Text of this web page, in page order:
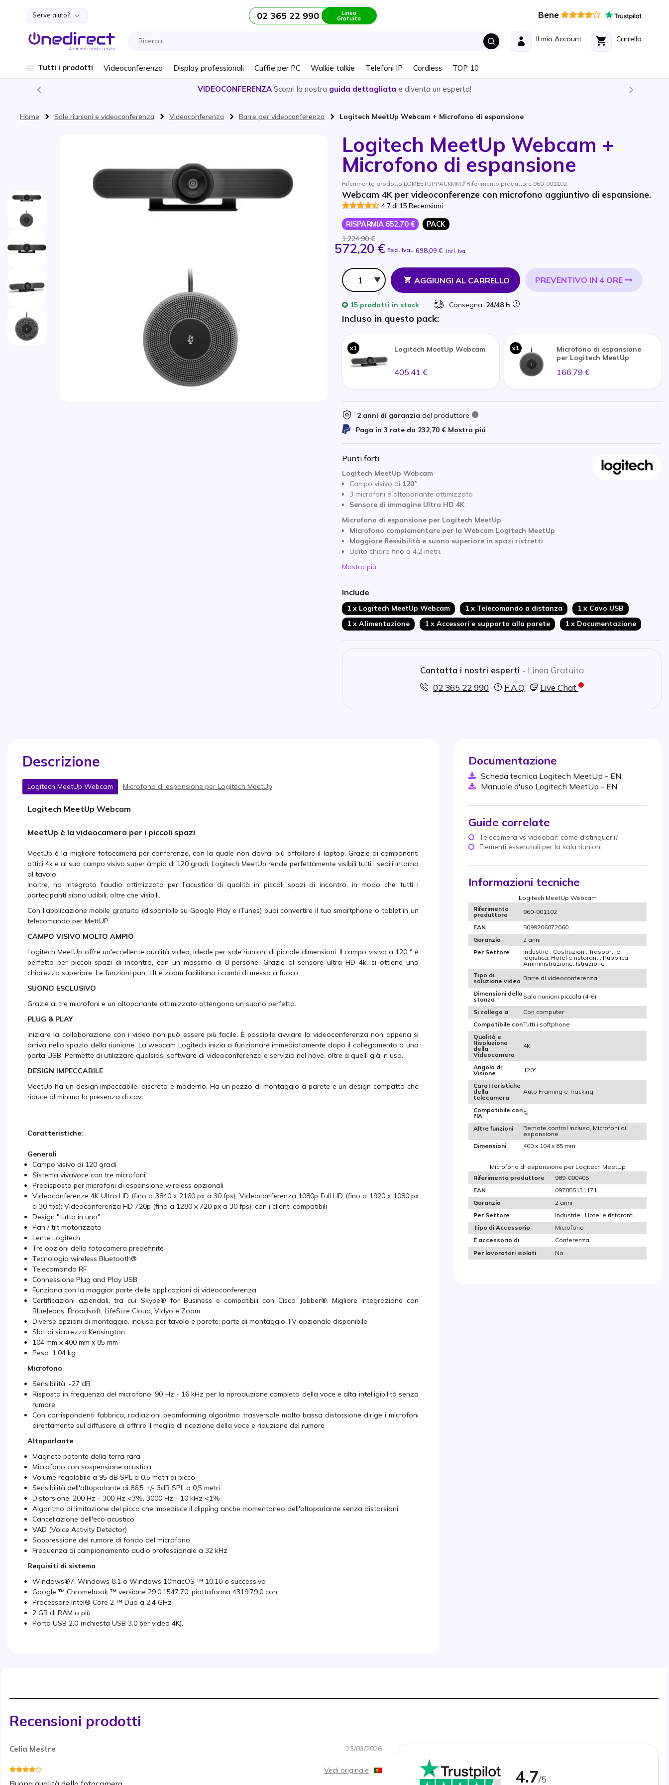
Salta al contenuto
Serve aiuto? 02 365 22 990 Linea
Gratuita Bene
Carrello
Il mio Account
Tutti i prodotti Videoconferenza Display professionali Cuffie per PC Walkie talkie Telefoni IP Cordless TOP 10
VIDEOCONFERENZA Scopri la nostra guida dettagliata e diventa un esperto!
Home Sale riunioni e videoconferenza Videoconferenza Barre per videoconferenza Logitech MeetUp Webcam + Microfono di espansione
Logitech MeetUp Webcam +
Microfono di espansione
Riferimento prodotto LOMEETUPPACKMM // Riferimento produttore 960-001102
Webcam 4K per videoconferenze con microfono aggiuntivo di espansione.
4.7 di 15 Recensioni
RISPARMIA 652,70 € PACK
1.224,90 €
572,20 € Escl. Iva- 698,09 € Incl. Iva
Qtà
AGGIUNGI AL CARRELLO PREVENTIVO IN 4 ORE
15 prodotti in stock Consegna: 24/48 h
Incluso in questo pack:
x1 Logitech MeetUp Webcam
405,41 €
x1
Microfono di espansione
per Logitech MeetUp
166,79 €
2 anni di garanzia del produttore
Paga in 3 rate da 232,70 € Mostra piú
Punti forti
Logitech MeetUp Webcam
Campo visivo di 120º
3 microfoni e altoparlante ottimizzato
Sensore di immagine Ultra HD 4K
Microfono di espansione per Logitech MeetUp
Microfono complementare per la Webcam Logitech MeetUp
Maggiore flessibilità e suono superiore in spazi ristretti
Udito chiaro fino a 4,2 metri.
Mostra piú
Include
1 x Logitech MeetUp Webcam 1 x Telecomando a distanza
1 x Cavo USB
1 x Alimentazione
1 x Accessori e supporto alla parete 1 x Documentazione
Contatta i nostri esperti - Linea Gratuita
02 365 22 990
F.A.Q Live Chat
Descrizione
Logitech MeetUp Webcam Microfono di espansione per Logitech MeetUp
Logitech MeetUp Webcam
MeetUp è la videocamera per i piccoli spazi
MeetUp è la migliore fotocamera per conferenze, con la quale non dovrai più affollare il laptop. Grazie ai componenti
ottici 4k e al suo campo visivo super ampio di 120 gradi, Logitech MeetUp rende perfettamente visibili tutti i sedili intorno
al tavolo.
Inoltre, ha integrato l'audio ottimizzato per l'acustica di qualità in piccoli spazi di incontro, in modo che tutti i
partecipanti siano udibili, oltre che visibili.
Con l'applicazione mobile gratuita (disponibile su Google Play e iTunes) puoi convertire il tuo smartphone o tablet in un
telecomando per MettUP.
CAMPO VISIVO MOLTO AMPIO
Logitech MeetUp offre un'eccellente qualità video, ideale per sale riunioni di piccole dimensioni. Il campo visivo a 120 ° è
perfetto per piccoli spazi di incontro, con un massimo di 8 persone. Grazie al sensore ultra HD 4k, si ottiene una
chiarezza superiore. Le funzioni pan, tilt e zoom facilitano i cambi di messa a fuoco.
SUONO ESCLUSIVO
Grazie ai tre microfoni e un altoparlante ottimizzato ottengono un suono perfetto.
PLUG & PLAY
Iniziare la collaborazione con i video non può essere più facile. È possibile avviare la videoconferenza non appena si
arriva nello spazio della riunione. La webcam Logitech inizia a funzionare immediatamente dopo il collegamento a una
porta USB. Permette di utilizzare qualsiasi software di videoconferenza e servizio nel nove, oltre a quelli già in uso.
DESIGN IMPECCABILE
MeetUp ha un design impeccabile, discreto e moderno. Ha un pezzo di montaggio a parete e un design compatto che
riduce al minimo la presenza di cavi.
Caratteristiche:
Generali
Campo visivo di 120 gradi
Sistema vivavoce con tre microfoni
Predisposto per microfoni di espansione wireless opzionali
Videoconferenze 4K Ultra HD (fino a 3840 x 2160 px a 30 fps); Videoconferenza 1080p Full HD (fino a 1920 x 1080 px
a 30 fps); Videoconferenza HD 720p (fino a 1280 x 720 px a 30 fps); con i clienti compatibili
Design "tutto in uno"
Pan / tilt motorizzato
Lente Logitech
Tre opzioni della fotocamera predefinite
Tecnologia wireless Bluetooth®
Telecomando RF
Connessione Plug and Play USB
Funziona con la maggior parte delle applicazioni di videoconferenza
Certificazioni aziendali, tra cui Skype® for Business e compatibili con Cisco Jabber®. Migliore integrazione con
BlueJeans, Broadsoft, LifeSize Cloud, Vidyo e Zoom
Diverse opzioni di montaggio, incluso per tavolo e parete; parte di montaggio TV opzionale disponibile
Slot di sicurezza Kensington
104 mm x 400 mm x 85 mm
Peso: 1,04 kg
Microfono
Sensibilità: -27 dB
Risposta in frequenza del microfono: 90 Hz - 16 kHz per la riproduzione completa della voce e alta intelligibilità senza
rumore
Con corrispondenti fabbrica, radiazioni beamforming algoritmo trasversale molto bassa distorsione dirige i microfoni
direttamente sul diffusore di offrire il meglio di ricezione della voce e riduzione del rumore
Altoparlante
Magnete potente della terra rara
Microfono con sospensione acustica
Volume regolabile a 95 dB SPL a 0,5 metri di picco
Sensibilità dell'altoparlante di 86,5 +/- 3dB SPL a 0,5 metri
Distorsione: 200 Hz - 300 Hz <3%, 3000 Hz - 10 kHz <1%
Algoritmo di limitazione del picco che impedisce il clipping anche momentaneo dell'altoparlante senza distorsioni
Cancellazione dell'eco acustico
VAD (Voice Activity Detector)
Soppressione del rumore di fondo del microfono
Frequenza di campionamento audio professionale a 32 kHz
Requisiti di sistema
Windows®7, Windows 8.1 o Windows 10macOS ™ 10.10 o successivo
Google ™ Chromebook ™ versione 29.0.1547.70, piattaforma 4319.79.0 con:
Processore Intel® Core 2 ™ Duo a 2,4 GHz
2 GB di RAM o più
Porta USB 2.0 (richiesta USB 3.0 per video 4K).
Documentazione
Scheda tecnica Logitech MeetUp - EN
Manuale d'uso Logitech MeetUp - EN
Guide correlate
Telecamera vs videobar: come distinguerli?
Elementi essenziali per la sala riunioni
Informazioni tecniche
Logitech MeetUp Webcam
Riferimento
produttore
960-001102
EAN
5099206072060
Garanzia
2 anni
Per Settore
Industrie , Costruzioni, Trasporti e
logistica, Hotel e ristoranti, Pubblica
Amministrazione, Istruzione
Tipo di
soluzione video Barre di videoconferenza
Dimensioni della
stanza
Sala riunioni piccola (4-6)
Si collega a
Con computer
Compatibile conTutti i softphone
Qualità e
Risoluzione
della
Videocamera
4K
Angolo di
Visione
120°
Caratteristiche
della
telecamera
Auto Framing e Tracking
Compatibile con
l'IA
Si
Altre funzioni
Remote control incluso, Microfoni di
espansione
Dimensioni
400 x 104 x 85 mm
Microfono di espansione per Logitech MeetUp
Riferimento produttore
989-000405
EAN
097855131171
Garanzia
2 anni
Per Settore
Industrie , Hotel e ristoranti
Tipo di Accessorio
Microfono
È accessorio di
Conferenza
Per lavoratori isolati
No
Recensioni prodotti
Celia Mestre 23/03/2026
Vedi originale 4.7/5